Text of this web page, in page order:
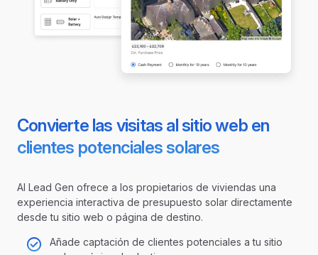
Convierte las visitas al sitio web en
clientes potenciales solares
AI Lead Gen ofrece a los propietarios de viviendas una
experiencia interactiva de presupuesto solar directamente
desde tu sitio web o página de destino.
Añade captación de clientes potenciales a tu sitio